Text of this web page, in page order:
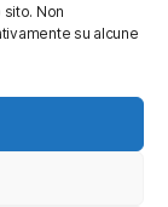
Non
su alcune